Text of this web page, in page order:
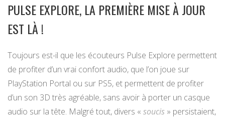
PULSE EXPLORE, LA PREMIÈRE MISE À JOUR
EST LÀ !
Toujours est-il que les écouteurs Pulse Explore permettent
de profiter d’un vrai confort audio, que l’on joue sur
PlayStation Portal ou sur PS5, et permettent de profiter
d’un son 3D très agréable, sans avoir à porter un casque
audio sur la tête. Malgré tout, divers « soucis » persistaient,